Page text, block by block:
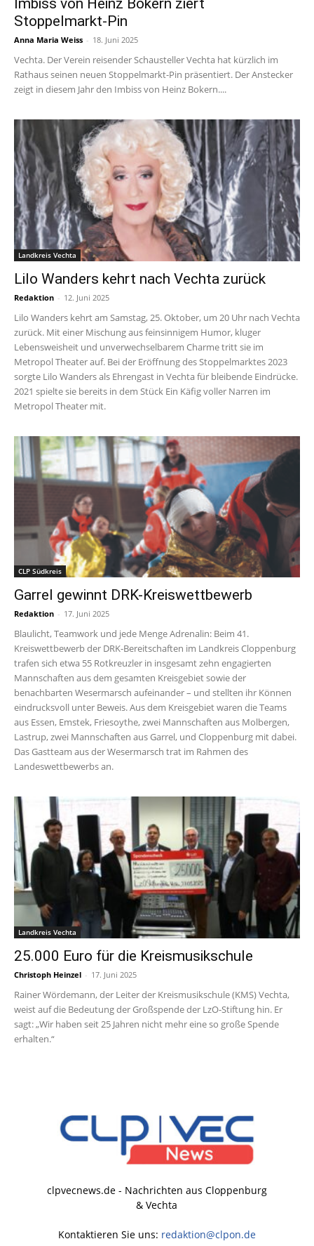
Imbiss von Heinz Bokern ziert
Stoppelmarkt-Pin
Anna Maria Weiss - 18. Juni 2025
Vechta. Der Verein reisender Schausteller Vechta hat kürzlich im
Rathaus seinen neuen Stoppelmarkt-Pin präsentiert. Der Anstecker
zeigt in diesem Jahr den Imbiss von Heinz Bokern....
Landkreis Vechta
Lilo Wanders kehrt nach Vechta zurück
Redaktion - 12. Juni 2025
Lilo Wanders kehrt am Samstag, 25. Oktober, um 20 Uhr nach Vechta
zurück. Mit einer Mischung aus feinsinnigem Humor, kluger
Lebensweisheit und unverwechselbarem Charme tritt sie im
Metropol Theater auf. Bei der Eröffnung des Stoppelmarktes 2023
sorgte Lilo Wanders als Ehrengast in Vechta für bleibende Eindrücke.
2021 spielte sie bereits in dem Stück Ein Käfig voller Narren im
Metropol Theater mit.
CLP Südkreis
Garrel gewinnt DRK-Kreiswettbewerb
Redaktion - 17. Juni 2025
Blaulicht, Teamwork und jede Menge Adrenalin: Beim 41.
Kreiswettbewerb der DRK-Bereitschaften im Landkreis Cloppenburg
trafen sich etwa 55 Rotkreuzler in insgesamt zehn engagierten
Mannschaften aus dem gesamten Kreisgebiet sowie der
benachbarten Wesermarsch aufeinander – und stellten ihr Können
eindrucksvoll unter Beweis. Aus dem Kreisgebiet waren die Teams
aus Essen, Emstek, Friesoythe, zwei Mannschaften aus Molbergen,
Lastrup, zwei Mannschaften aus Garrel, und Cloppenburg mit dabei.
Das Gastteam aus der Wesermarsch trat im Rahmen des
Landeswettbewerbs an.
Landkreis Vechta
25.000 Euro für die Kreismusikschule
Christoph Heinzel - 17. Juni 2025
Rainer Wördemann, der Leiter der Kreismusikschule (KMS) Vechta,
weist auf die Bedeutung der Großspende der LzO-Stiftung hin. Er
sagt: „Wir haben seit 25 Jahren nicht mehr eine so große Spende
erhalten.“
clpvecnews.de - Nachrichten aus Cloppenburg
& Vechta
Kontaktieren Sie uns: redaktion@clpon.de